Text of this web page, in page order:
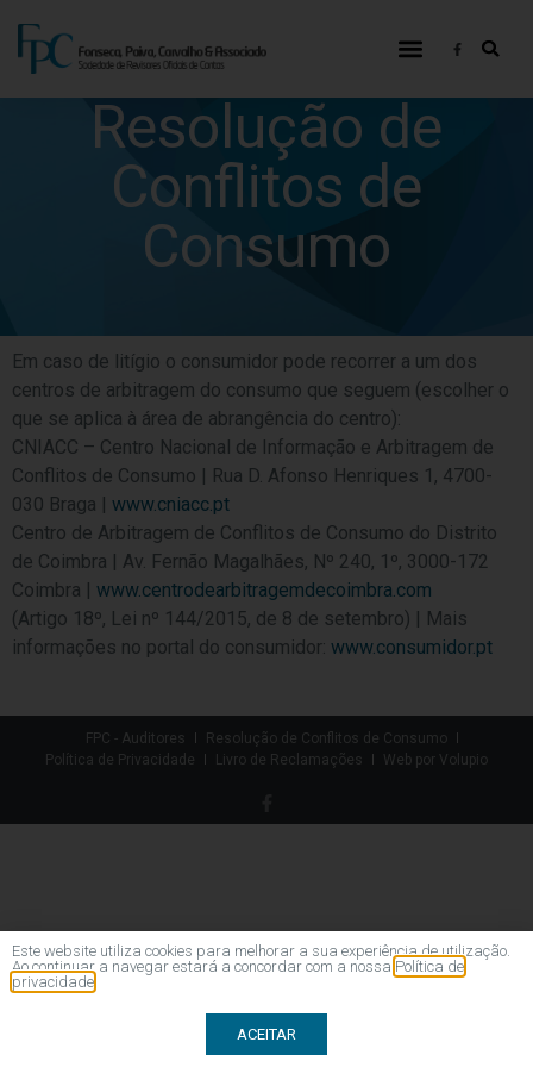
Resolução de
Conflitos de
Consumo
Em caso de litígio o consumidor pode recorrer a um dos
centros de arbitragem do consumo que seguem (escolher o
que se aplica à área de abrangência do centro):
CNIACC – Centro Nacional de Informação e Arbitragem de
Conflitos de Consumo | Rua D. Afonso Henriques 1, 4700-
030 Braga | www.cniacc.pt
Centro de Arbitragem de Conflitos de Consumo do Distrito
de Coimbra | Av. Fernão Magalhães, Nº 240, 1º, 3000-172
Coimbra | www.centrodearbitragemdecoimbra.com
(Artigo 18º, Lei nº 144/2015, de 8 de setembro) | Mais
informações no portal do consumidor: www.consumidor.pt
FPC - Auditores
Resolução de Conflitos de Consumo
Política de Privacidade
Livro de Reclamações Web por Volupio
Este website utiliza cookies para melhorar a sua experiência de utilização.
Ao continuar a navegar estará a concordar com a nossa Política de
privacidade
ACEITAR